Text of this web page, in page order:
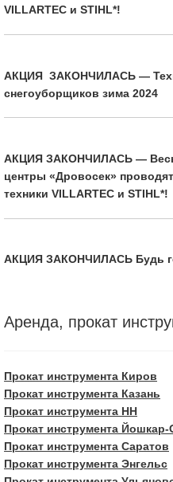
VILLARTEC и STIHL*!
АКЦИЯ ЗАКОНЧИЛАСЬ —
снегоуборщиков зима 2024
АКЦИЯ ЗАКОНЧИЛАСЬ — Весь
центры «Дровосек»
техники VILLARTEC и STIHL*!
АКЦИЯ ЗАКОНЧИЛАСЬ Будь
Аренда, прокат
Прокат инструмента Киров
Прокат инструмента Казань
Прокат инструмента НН
Прокат инструмента
Прокат инструмента Саратов
Прокат инструмента Энгельс